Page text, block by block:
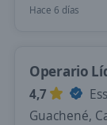
Hace 6 días
Operario
4,7
Guachené,